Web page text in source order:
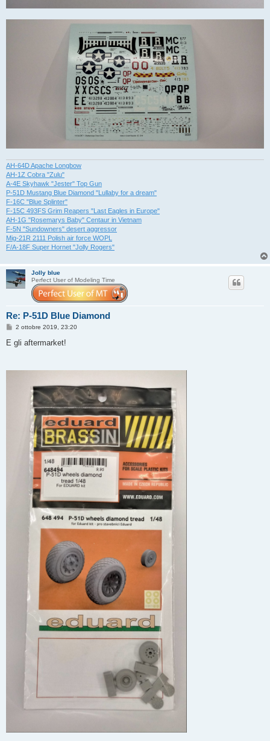
AH-64D Apache Longbow
AH-1Z Cobra "Zulu"
A-4E Skyhawk "Jester" Top Gun
P-51D Mustang Blue Diamond "Lullaby for a dream"
F-16C "Blue Splinter"
F-15C 493FS Grim Reapers "Last Eagles in Europe"
AH-1G "Rosemarys Baby" Centaur in Vietnam
F-5N "Sundowners" desert aggressor
Mig-21R 2111 Polish air force WOPL
F/A-18F Super Hornet "Jolly Rogers"
Jolly blue
Perfect User of Modeling Time
Re: P-51D Blue Diamond
M
s
s
g
2 ottobre 2019, 23:20
E gli aftermarket!